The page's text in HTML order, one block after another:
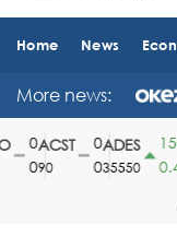
Home News
More news:
ACST
90
ADES
35550
150
0.42